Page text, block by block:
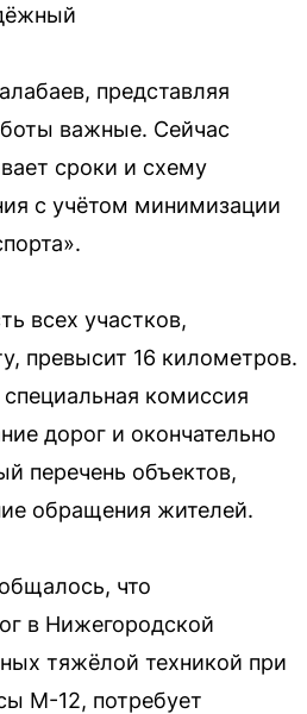
представляя
важные. Сейчас
сроки и схему
с учётом минимизации
всех участков,
превысит 16 километров.
комиссия
дорог и окончательно
перечень объектов,
обращения жителей.
что
в Нижегородской
тяжёлой техникой при
М-12, потребует